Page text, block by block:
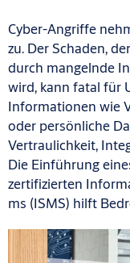
Cyber-Angriffe
zu. Der Schaden, der
durch mangelnde
wird, kann fatal für
Informationen wie
oder persönliche
Vertraulichkeit,
Die Einführung
zertifizierten
ms (ISMS) hilft